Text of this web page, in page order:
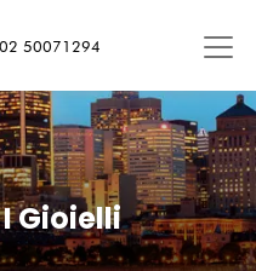
02 50071294
I Gioielli